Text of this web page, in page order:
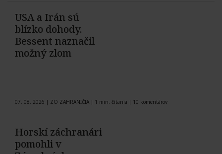
USA a Irán sú
blízko dohody.
Bessent naznačil
možný zlom
07. 08. 2026 | ZO ZAHRANIČIA | 1 min. čítania | 10 komentárov
Horskí záchranári
pomohli v